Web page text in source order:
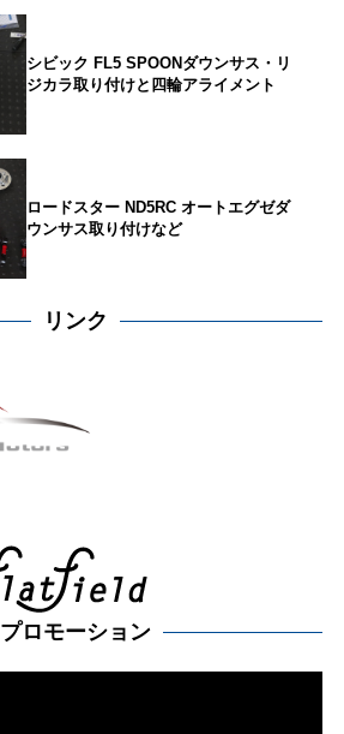
シビック FL5 SPOONダウンサス・リ
ジカラ取り付けと四輪アライメント
ロードスター ND5RC オートエグゼダ
ウンサス取り付けなど
リンク
プロモーション